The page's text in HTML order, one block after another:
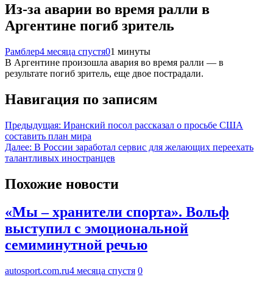
Из-за аварии во время ралли в
Аргентине погиб зритель
Рамблер4 месяца спустя01 минуты
В Аргентине произошла авария во время ралли — в
результате погиб зритель, еще двое пострадали.
Навигация по записям
Предыдущая: Иранский посол рассказал о просьбе США
составить план мира
Далее: В России заработал сервис для желающих переехать
талантливых иностранцев
Похожие новости
«Мы – хранители спорта». Вольф
выступил с эмоциональной
семиминутной речью
autosport.com.ru4 месяца спустя 0